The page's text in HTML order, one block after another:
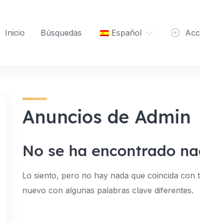
Inicio Búsquedas Español
Anuncios de Admin
No se ha encontrado
Lo siento, pero no hay nada que coincida
nuevo con algunas palabras clave diferentes.